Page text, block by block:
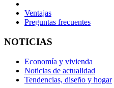
Ventajas
Preguntas frecuentes
NOTICIAS
Economía y vivienda
Noticias de actualidad
Tendencias, diseño y hogar